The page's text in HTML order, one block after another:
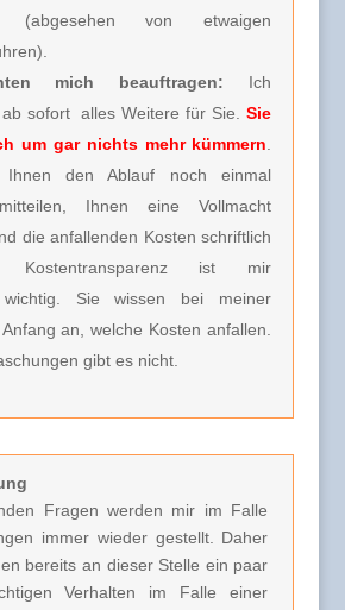
(abgesehen von etwaigen
mich beauftragen: Ich
ab sofort alles Weitere für Sie.Sie
um gar nichts mehr kümmern
den Ablauf noch einmal
Ihnen eine Vollmacht
die anfallenden Kosten schriftlich
Kostentransparenz ist mir
wichtig. Sie wissen bei meiner
an, welche Kosten anfallen.
gibt es nicht.
Fragen werden mir im Falle
immer wieder gestellt. Daher
bereits an dieser Stelle ein paar
Verhalten im Falle einer